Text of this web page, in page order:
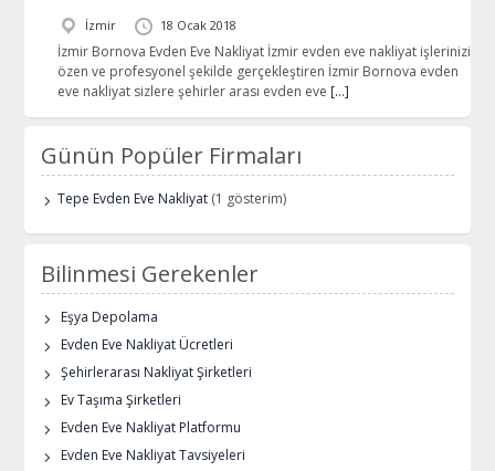
İzmir 18 Ocak 2018
İzmir Bornova Evden Eve Nakliyat İzmir evden eve nakliyat işlerinizi
özen ve profesyonel şekilde gerçekleştiren İzmir Bornova evden
eve nakliyat sizlere şehirler arası evden eve […]
Günün Popüler Firmaları
Tepe Evden Eve Nakliyat (1 gösterim)
Bilinmesi Gerekenler
Eşya Depolama
Evden Eve Nakliyat Ücretleri
Şehirlerarası Nakliyat Şirketleri
Ev Taşıma Şirketleri
Evden Eve Nakliyat Platformu
Evden Eve Nakliyat Tavsiyeleri